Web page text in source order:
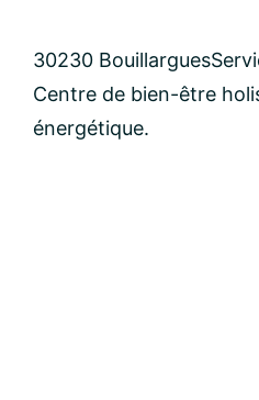
30230 Bouillargues
Centre de bien-être
énergétique.